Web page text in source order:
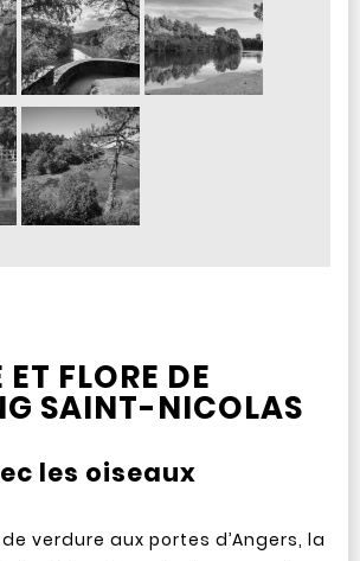
FLORE DE
SAINT-NICOLAS
les oiseaux
verdure aux portes d’Angers, la